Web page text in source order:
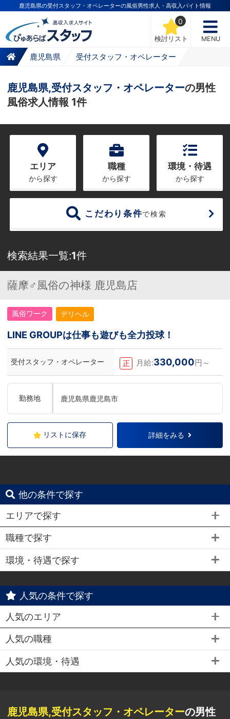
鹿児島県の受付スタッフ・オペレーターの風俗男性求人・高収入バイト情報
検討リスト
0
MENU
鹿児島県 受付スタッフ・オペレーター
鹿児島県,受付スタッフ・オペレーターの男性
風俗求人情報 1件
エリア
から探す
職種
から探す
環境・待遇
から探す
こだわり条件で検索
検索結果一覧:1件
薩摩♂風俗の神様 鹿児島店
風俗ワーク デリヘル
LINE GROUPは仕事も遊びも全力投球！
受付スタッフ・オペレーター 正 月給:330,000円～
勤務地 鹿児島県鹿児島市
リストに保存 詳細をみる
他の条件で探す
エリアで探す
職種で探す
環境・待遇で探す
人気の条件で探す
人気のエリア
人気の職種
人気の環境・待遇
鹿児島県,受付スタッフ・オペレーターの男性